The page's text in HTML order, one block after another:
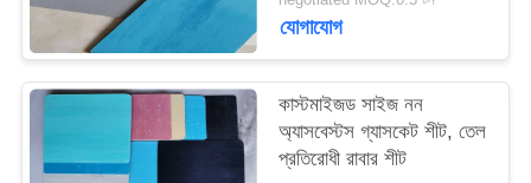
PRIVACY
POLICY
যোগাযোগ
কাস্টমাইজড সাইজ নন
অ্যাসবেস্টস গ্যাসকেট শীট, তেল
প্রতিরোধী রাবার শীট